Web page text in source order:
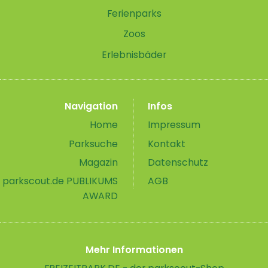
"Rote Karte" - und es ist immer wieder
faszinierend, wie dieses Konzept
perfekt aufgeht
Ferienparks
Zoos
Erlebnisbäder
Navigation
Home
Parksuche
Magazin
parkscout.de PUBLIKUMS
AWARD
Infos
Impressum
Kontakt
Datenschutz
AGB
Mehr Informationen